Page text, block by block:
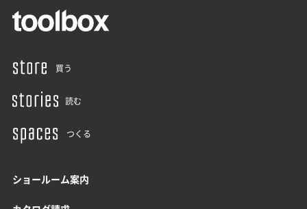
買う
読む
つくる
ショールーム案内